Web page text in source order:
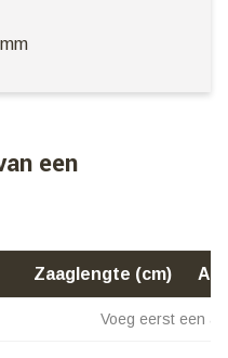
een
Zaaglengte (cm)
Voeg eerst een